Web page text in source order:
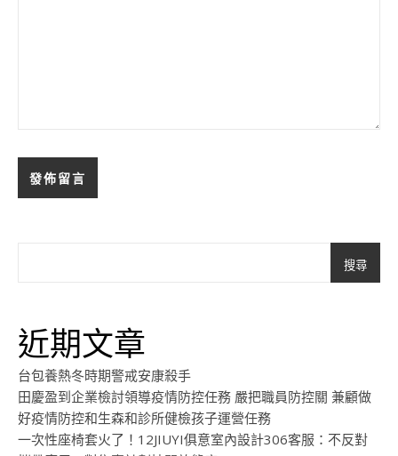
搜尋
近期文章
台包養熱冬時期警戒安康殺手
田慶盈到企業檢討領導疫情防控任務 嚴把職員防控關 兼顧做
好疫情防控和生森和診所健檢孩子運營任務
一次性座椅套火了！12JIUYI俱意室內設計306客服：不反對